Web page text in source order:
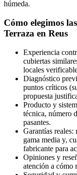
húmeda.
Cómo elegimos
Terraza en Reus
Experiencia
cubiertas
locales
Diagnóstico
puntos críticos
propuesta
Producto y
técnica, número
pasantes.
Garantías reales:
gama media y,
fabricante para
Opiniones y
atención a cómo